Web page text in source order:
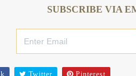
SUBSCRIBE VIA